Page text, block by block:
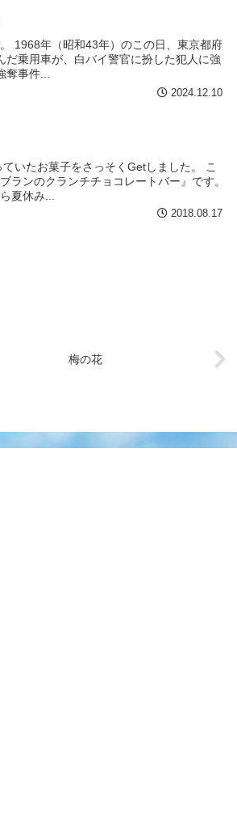
1968年（昭和43年）のこの日、東京都府
乗用車が、白バイ警官に扮した犯人に強
事件...
2024.12.10
いたお菓子をさっそくGetしました。 こ
ランのクランチチョコレートバー』です。
夏休み...
2018.08.17
梅の花